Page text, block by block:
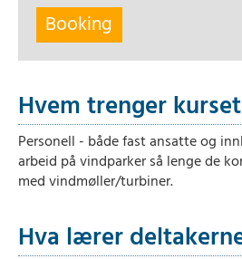
Booking
Hvem trenger
Personell - både fast ansatte og
arbeid på vindparker så lenge de
med vindmøller/turbiner.
Hva lærer